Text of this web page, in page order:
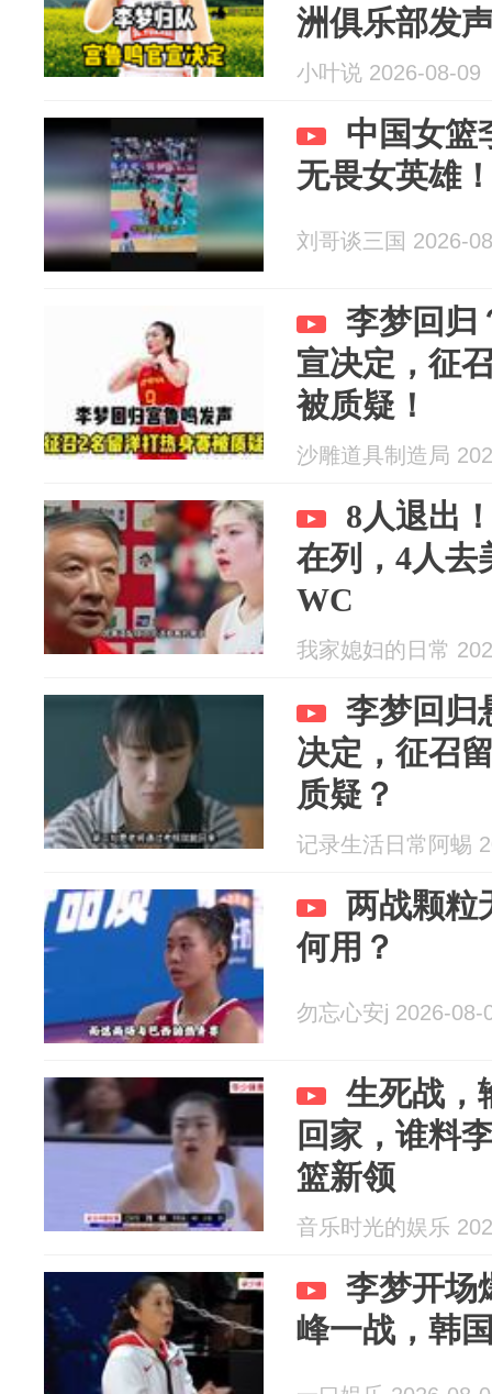
洲俱乐部发
小叶说 2026-08-09
中国女篮
无畏女英雄
刘哥谈三国 2026-
李梦回归
宣决定，征
被质疑！
沙雕道具制造局
8人退出
在列，4人去
WC
我家媳妇的日常
李梦回归
决定，征召
质疑？
记录生活日常阿蜴
两战颗粒
何用？
勿忘心安j 2026-08-
生死战，
回家，谁料
篮新领
音乐时光的娱乐
李梦开场
峰一战，韩